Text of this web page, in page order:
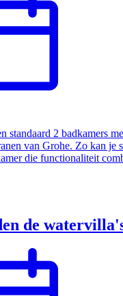
standaard 2 badkamers
van Grohe. Zo kan je
die functionaliteit
de